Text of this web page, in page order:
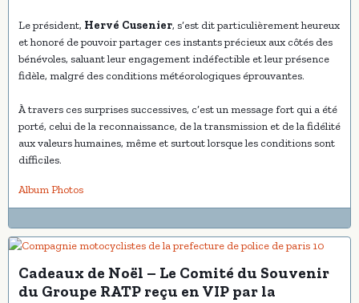
Le président, Hervé Cusenier, s’est dit particulièrement heureux
et honoré de pouvoir partager ces instants précieux aux côtés des
bénévoles, saluant leur engagement indéfectible et leur présence
fidèle, malgré des conditions météorologiques éprouvantes.
À travers ces surprises successives, c’est un message fort qui a été
porté, celui de la reconnaissance, de la transmission et de la fidélité
aux valeurs humaines, même et surtout lorsque les conditions sont
difficiles.
Album Photos
Cadeaux de Noël – Le Comité du Souvenir
du Groupe RATP reçu en VIP par la